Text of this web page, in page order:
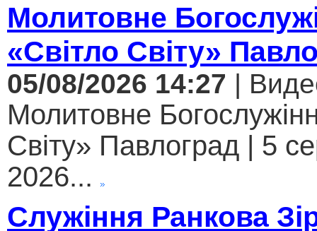
Молитовне
«Світло Світу»
05/08/2026 14:27 |
Молитовне
Світу» Павлоград | 5
2026...
Служіння Ранкова